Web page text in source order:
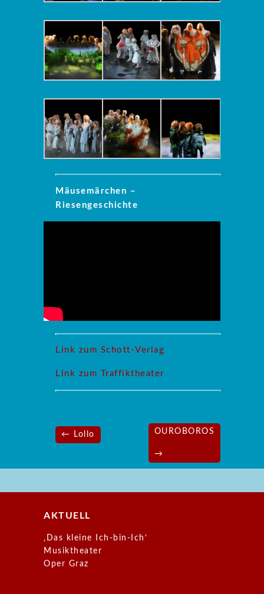
Mäusemärchen –
Riesengeschichte
Link zum Schott-Verlag
Link zum Traffiktheater
Beitragsnavigation
← Lollo OUROBOROS
→
AKTUELL
‚Das kleine Ich-bin-Ich‘
Musiktheater
Oper Graz